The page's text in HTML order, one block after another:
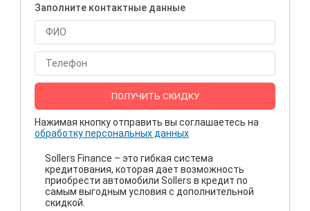
Заполните контактные данные
ПОЛУЧИТЬ СКИДКУ
Нажимая кнопку отправить вы соглашаетесь на
обработку персональных данных
Sollers Finance – это гибкая система
кредитования, которая дает возможность
приобрести автомобили Sollers в кредит по
самым выгодным условия с дополнительной
скидкой.